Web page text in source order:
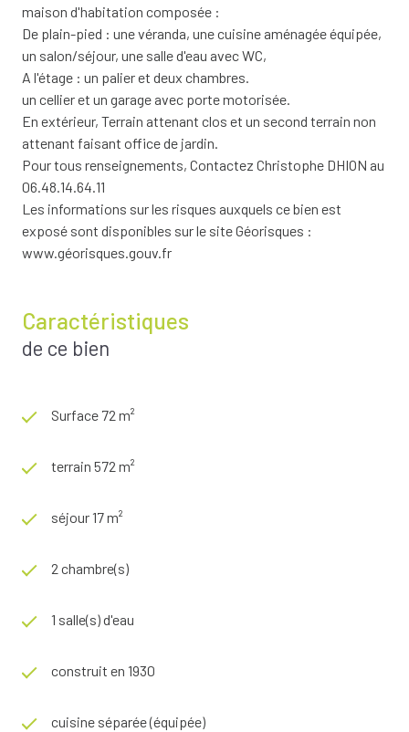
maison d'habitation composée :
De plain-pied : une véranda, une cuisine aménagée équipée,
un salon/séjour, une salle d'eau avec WC,
A l'étage : un palier et deux chambres.
un cellier et un garage avec porte motorisée.
En extérieur, Terrain attenant clos et un second terrain non
attenant faisant office de jardin.
Pour tous renseignements, Contactez Christophe DHION au
06.48.14.64.11
Les informations sur les risques auxquels ce bien est
exposé sont disponibles sur le site Géorisques :
www.géorisques.gouv.fr
Caractéristiques
de ce bien
Surface 72 m²
terrain 572 m²
séjour 17 m²
2 chambre(s)
1 salle(s) d'eau
construit en 1930
cuisine séparée (équipée)